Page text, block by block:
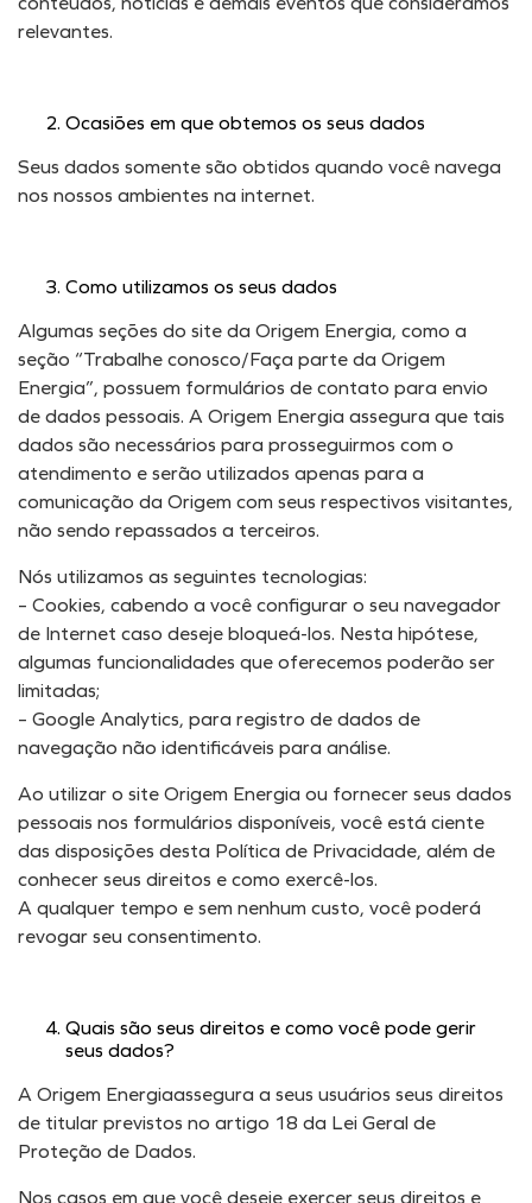
relevantes.
Ocasiões em que obtemos os seus dados
Seus dados somente são obtidos quando você navega
nos nossos ambientes na internet.
Como utilizamos os seus dados
Algumas seções do site da Origem Energia, como a
seção “Trabalhe conosco/Faça parte da Origem
Energia”, possuem formulários de contato para envio
de dados pessoais. A Origem Energia assegura que tais
dados são necessários para prosseguirmos com o
atendimento e serão utilizados apenas para a
comunicação da Origem com seus respectivos visitantes,
não sendo repassados a terceiros.
Nós utilizamos as seguintes tecnologias:
– Cookies, cabendo a você configurar o seu navegador
de Internet caso deseje bloqueá-los. Nesta hipótese,
algumas funcionalidades que oferecemos poderão ser
limitadas;
– Google Analytics, para registro de dados de
navegação não identificáveis para análise.
Ao utilizar o site Origem Energia ou fornecer seus dados
pessoais nos formulários disponíveis, você está ciente
das disposições desta Política de Privacidade, além de
conhecer seus direitos e como exercê-los.
A qualquer tempo e sem nenhum custo, você poderá
revogar seu consentimento.
Quais são seus direitos e como você pode gerir
seus dados?
A Origem Energiaassegura a seus usuários seus direitos
de titular previstos no artigo 18 da Lei Geral de
Proteção de Dados.
Nos casos em que você deseje exercer seus direitos e